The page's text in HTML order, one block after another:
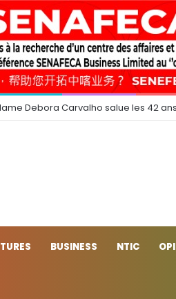
Debora Carvalho salue les 42
BUSINESS NTIC